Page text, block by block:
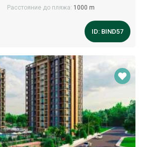
Расстояние до пляжа: 1000 m
ID: BIND57